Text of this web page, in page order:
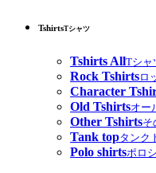
TshirtsTシャツ
Tshirts AllTシャ
Rock Tshirtsロ
Character
Old Tshirtsオー
Other Tshirtsそ
Tank topタンク
Polo shirtsポロ